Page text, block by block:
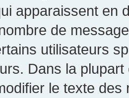
apparaissent en
de
utilisateurs
Dans la
le texte